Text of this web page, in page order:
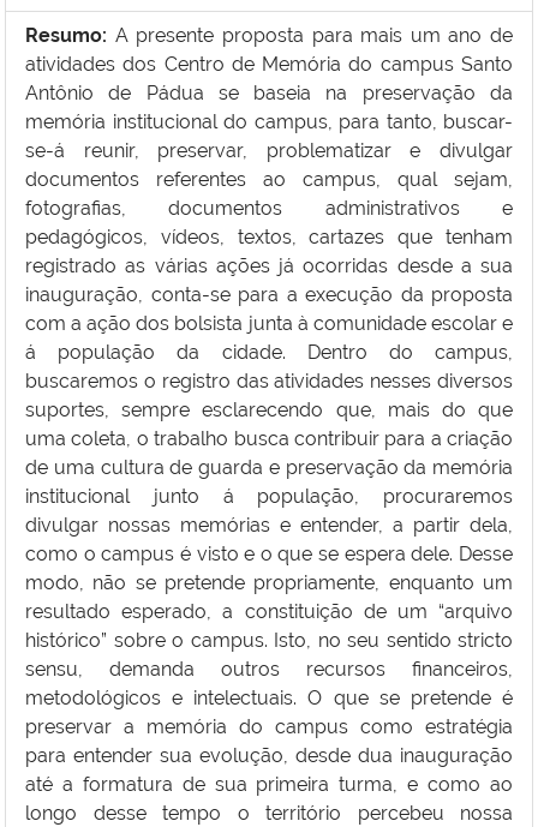
Resumo: A presente proposta para mais um ano de
atividades dos Centro de Memória do campus Santo
Antônio de Pádua se baseia na preservação da
memória institucional do campus, para tanto, buscar-
se-á reunir, preservar, problematizar e divulgar
documentos referentes ao campus, qual sejam,
fotografias, documentos administrativos e
pedagógicos, vídeos, textos, cartazes que tenham
registrado as várias ações já ocorridas desde a sua
inauguração, conta-se para a execução da proposta
com a ação dos bolsista junta à comunidade escolar e
á população da cidade. Dentro do campus,
buscaremos o registro das atividades nesses diversos
suportes, sempre esclarecendo que, mais do que
uma coleta, o trabalho busca contribuir para a criação
de uma cultura de guarda e preservação da memória
institucional junto á população, procuraremos
divulgar nossas memórias e entender, a partir dela,
como o campus é visto e o que se espera dele. Desse
modo, não se pretende propriamente, enquanto um
resultado esperado, a constituição de um “arquivo
histórico” sobre o campus. Isto, no seu sentido stricto
sensu, demanda outros recursos financeiros,
metodológicos e intelectuais. O que se pretende é
preservar a memória do campus como estratégia
para entender sua evolução, desde dua inauguração
até a formatura de sua primeira turma, e como ao
longo desse tempo o território percebeu nossa